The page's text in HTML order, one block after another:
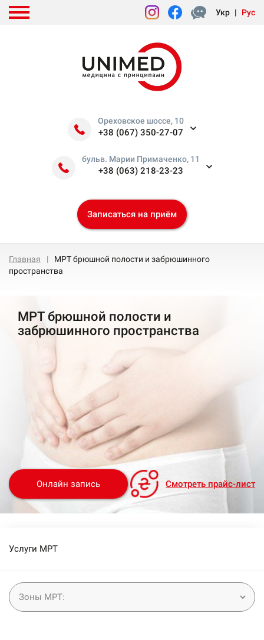
Укр | Рус
Ореховское шоссе, 10
+38 (067) 350-27-07
бульв. Марии Примаченко, 11
+38 (063) 218-23-23
Записаться на приём
Главная
МРТ брюшной полости и забрюшинного
пространства
МРТ брюшной полости и
забрюшинного пространства
Онлайн запиcь Смотреть прайс-лист
Услуги МРТ